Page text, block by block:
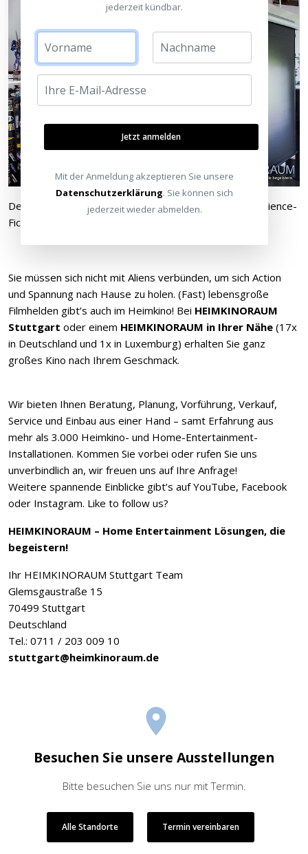
Der EPSON LS 10000 Projektor begeistert nicht nur Science-
Fiction-Fans mit seiner ausgefeilten Lasertechnik.
Sie müssen sich nicht mit Aliens verbünden, um sich Action
und Spannung nach Hause zu holen. (Fast) lebensgroße
Filmhelden gibt’s auch im Heimkino! Bei HEIMKINORAUM
Stuttgart oder einem HEIMKINORAUM in Ihrer Nähe (17x
in Deutschland und 1x in Luxemburg) erhalten Sie ganz
großes Kino nach Ihrem Geschmack.
Wir bieten Ihnen Beratung, Planung, Vorführung, Verkauf,
Service und Einbau aus einer Hand – samt Erfahrung aus
mehr als 3.000 Heimkino- und Home-Entertainment-
Installationen. Kommen Sie vorbei oder rufen Sie uns
unverbindlich an, wir freuen uns auf Ihre Anfrage!
Weitere spannende Einblicke gibt’s auf YouTube, Facebook
oder Instagram. Like to follow us?
HEIMKINORAUM – Home Entertainment Lösungen, die
begeistern!
Ihr HEIMKINORAUM Stuttgart Team
Glemsgaustraße 15
70499 Stuttgart
Deutschland
Tel.: 0711 / 203 009 10
stuttgart@heimkinoraum.de
Besuchen Sie unsere Ausstellungen
Bitte besuchen Sie uns nur mit Termin.
Alle Standorte Termin vereinbaren
jederzeit kündbar.
Jetzt anmelden
Mit der Anmeldung akzeptieren Sie unsere
Datenschutzerklärung. Sie können sich
jederzeit wieder abmelden.